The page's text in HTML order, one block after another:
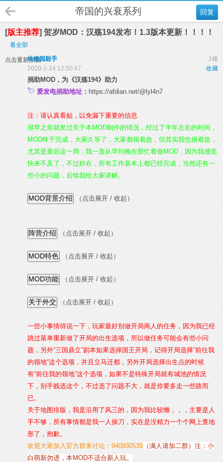
回复
帝国的兴衰系列
[版主推荐] 贺岁MOD：汉殇194发布！1.3版本更新！！！！
看全部
点击重新加载 1楼
幼稚园殺手
收藏
2020-1-24 12:50:47
捐助MOD，为《汉殇194》助力
爱发电捐助地址： https://afdian.net/@lyl4n7
注：请认真看贴，以免漏下重要的信息
很早之前就发过关于本MOD制作的情况，经过了半年左右的时间，
MOD终于完成，大家久等了，大家都很着急，但其实我也很着急，
尤其是最后这一周，我一直从早到晚在那忙着做MOD，因为我感觉
快来不及了，不过好在，所有工作基本上都已经完成，当然还有一
些小的问题，后续我给大家讲解。
（点击展开 / 收起）
（点击展开 / 收起）
（点击展开 / 收起）
（点击展开 / 收起）
（点击展开 / 收起）
一些小事情得说一下，玩家最好别做开局商人的任务，因为我已经
跳过菜单重新做了开局的出生选项，所以做任务可能会有些小问
题，另外“三国鼎立”剧本如果选择国王开局，记得开局选择”前往我
的领地“这个选项，并且立马迁都，另外开局选择出生点的时候
有“前往我的领地”这个选项，如果不是特殊开局就有城池的情况
下，别手贱选这个，不过选了问题不大，就是你要多走一些路而
已。
关于地图排版，我是沿用了风三的，因为我比较懒，，，主要是人
手不够，所有事情都是我一人操刀，实在是没精力一个个网上查地
形了，抱歉。
欢迎大家加入官方群来讨论：940930539 （满人请加二群）注：小
白萌新勿进，本MOD不适合新人玩。